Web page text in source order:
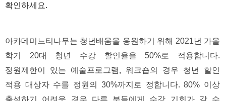
확인하세요.
아카데미느티나무는 청년배움을 응원하기 위해 2021년 가을
학기 20대 청년 수강 할인율을 50%로 적용합니다.
정원제한이 있는 예술프로그램, 워크숍의 경우 청년 할인
적용 대상자 수를 정원의 30%까지로 정합니다. 80% 이상
출석하기 어려운 경우 다른 분들에게 수강 기회가 갈 수